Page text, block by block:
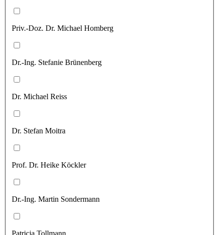
Priv.-Doz. Dr. Michael Homberg
Dr.-Ing. Stefanie Brünenberg
Dr. Michael Reiss
Dr. Stefan Moitra
Prof. Dr. Heike Köckler
Dr.-Ing. Martin Sondermann
Patricia Tollmann